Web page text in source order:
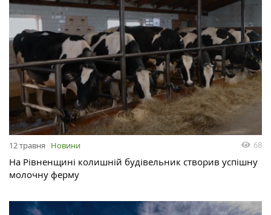
12 травня Новини 68
На Рівненщині колишній будівельник створив успішну
молочну ферму